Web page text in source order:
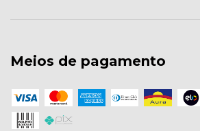
Meios de pagamento